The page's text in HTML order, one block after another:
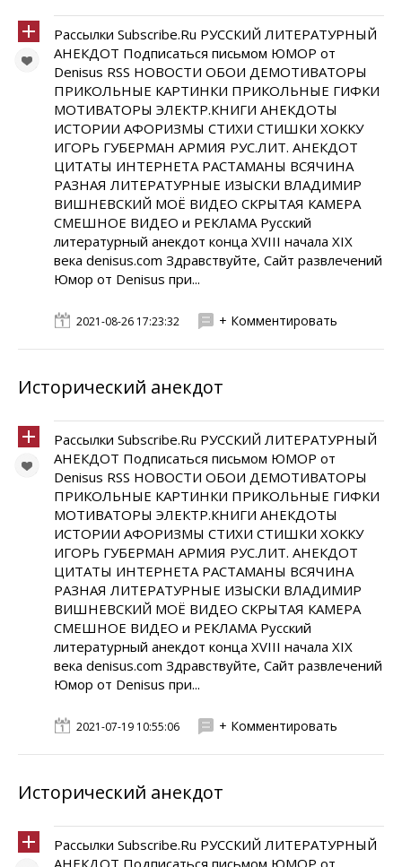
Рассылки Subscribe.Ru РУССКИЙ ЛИТЕРАТУРНЫЙ
АНЕКДОТ Подписаться письмом ЮМОР от
Denisus RSS НОВОСТИ ОБОИ ДЕМОТИВАТОРЫ
ПРИКОЛЬНЫЕ КАРТИНКИ ПРИКОЛЬНЫЕ ГИФКИ
МОТИВАТОРЫ ЭЛЕКТР.КНИГИ АНЕКДОТЫ
ИСТОРИИ АФОРИЗМЫ СТИХИ СТИШКИ ХОККУ
ИГОРЬ ГУБЕРМАН АРМИЯ РУС.ЛИТ. АНЕКДОТ
ЦИТАТЫ ИНТЕРНЕТА РАСТАМАНЫ ВСЯЧИНА
РАЗНАЯ ЛИТЕРАТУРНЫЕ ИЗЫСКИ ВЛАДИМИР
ВИШНЕВСКИЙ МОЁ ВИДЕО СКРЫТАЯ КАМЕРА
СМЕШНОЕ ВИДЕО и РЕКЛАМА Русский
литературный анекдот конца XVIII начала XIX
века denisus.com Здравствуйте, Сайт развлечений
Юмор от Denisus при...
2021-08-26 17:23:32 + Комментировать
Исторический анекдот
Рассылки Subscribe.Ru РУССКИЙ ЛИТЕРАТУРНЫЙ
АНЕКДОТ Подписаться письмом ЮМОР от
Denisus RSS НОВОСТИ ОБОИ ДЕМОТИВАТОРЫ
ПРИКОЛЬНЫЕ КАРТИНКИ ПРИКОЛЬНЫЕ ГИФКИ
МОТИВАТОРЫ ЭЛЕКТР.КНИГИ АНЕКДОТЫ
ИСТОРИИ АФОРИЗМЫ СТИХИ СТИШКИ ХОККУ
ИГОРЬ ГУБЕРМАН АРМИЯ РУС.ЛИТ. АНЕКДОТ
ЦИТАТЫ ИНТЕРНЕТА РАСТАМАНЫ ВСЯЧИНА
РАЗНАЯ ЛИТЕРАТУРНЫЕ ИЗЫСКИ ВЛАДИМИР
ВИШНЕВСКИЙ МОЁ ВИДЕО СКРЫТАЯ КАМЕРА
СМЕШНОЕ ВИДЕО и РЕКЛАМА Русский
литературный анекдот конца XVIII начала XIX
века denisus.com Здравствуйте, Сайт развлечений
Юмор от Denisus при...
2021-07-19 10:55:06 + Комментировать
Исторический анекдот
Рассылки Subscribe.Ru РУССКИЙ ЛИТЕРАТУРНЫЙ
АНЕКДОТ Подписаться письмом ЮМОР от